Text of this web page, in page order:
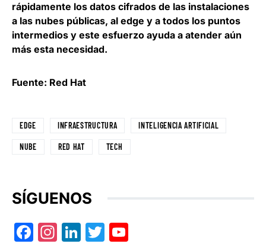
rápidamente los datos cifrados de las instalaciones
a las nubes públicas, al edge y a todos los puntos
intermedios y este esfuerzo ayuda a atender aún
más esta necesidad.
Fuente: Red Hat
EDGE INFRAESTRUCTURA INTELIGENCIA ARTIFICIAL
NUBE RED HAT TECH
SÍGUENOS
Facebook
Instagram
LinkedIn
Twitter